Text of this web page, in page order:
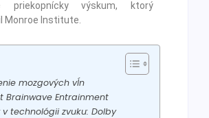
priekopnícky výskum, ktorý
Monroe Institute.
mozgových vĺn
Brainwave Entrainment
v technológii zvuku: Dolby